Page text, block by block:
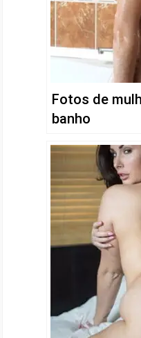
Fotos de
banho